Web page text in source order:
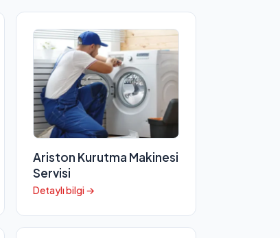
Ariston Kurutma Makinesi
Servisi
Detaylı bilgi →